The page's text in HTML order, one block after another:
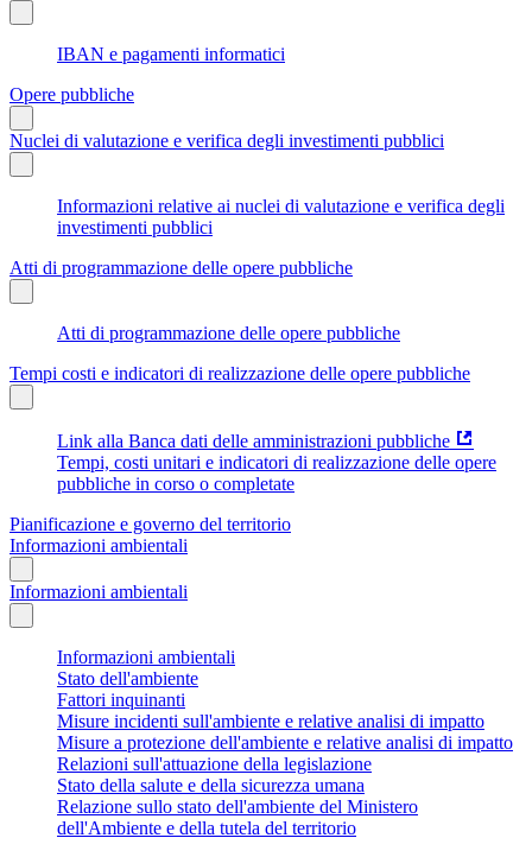
IBAN e pagamenti informatici
Opere pubbliche
Nuclei di valutazione e verifica degli investimenti pubblici
Informazioni relative ai nuclei di valutazione e verifica degli
investimenti pubblici
Atti di programmazione delle opere pubbliche
Atti di programmazione delle opere pubbliche
Tempi costi e indicatori di realizzazione delle opere pubbliche
Link alla Banca dati delle amministrazioni pubbliche
Tempi, costi unitari e indicatori di realizzazione delle opere
pubbliche in corso o completate
Pianificazione e governo del territorio
Informazioni ambientali
Informazioni ambientali
Informazioni ambientali
Stato dell'ambiente
Fattori inquinanti
Misure incidenti sull'ambiente e relative analisi di impatto
Misure a protezione dell'ambiente e relative analisi di impatto
Relazioni sull'attuazione della legislazione
Stato della salute e della sicurezza umana
Relazione sullo stato dell'ambiente del Ministero
dell'Ambiente e della tutela del territorio